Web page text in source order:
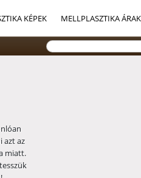
KÉPEK MELLPLASZTIKA ÁRAK
azt az
miatt.